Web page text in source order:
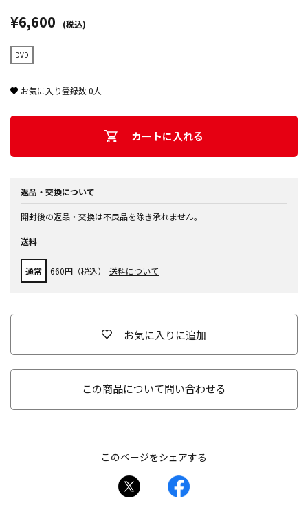
¥6,600 (税込)
DVD
お気に入り登録数0人
カートに入れる
返品・交換について
開封後の返品・交換は不良品を除き承れません。
送料
通常 660円（税込） 送料について
お気に入りに追加
この商品について問い合わせる
このページをシェアする